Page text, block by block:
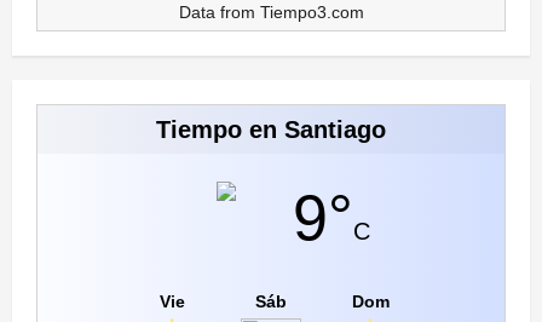
Data from Tiempo3.com
Tiempo en Santiago
9°C
Vie Sáb Dom